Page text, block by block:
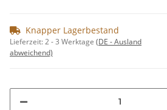
Knapper Lagerbestand
Lieferzeit:2 - 3 Werktage (DE - Ausland
abweichend)